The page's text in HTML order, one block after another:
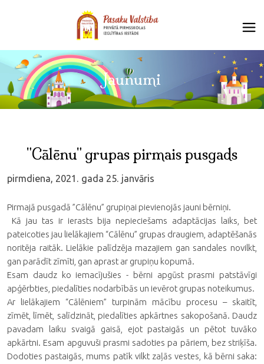
Jaunumi
"Cālēnu" grupas pirmais pusgads
pirmdiena, 2021. gada 25. janvāris
Pirmajā pusgadā ”Cālēnu” grupiņai pievienojās jauni bērniņi.
Kā jau tas ir ierasts bija nepieciešams adaptācijas laiks, bet
pateicoties jau lielākajiem “Cālēnu” grupas draugiem, adaptēšanās
noritēja raitāk. Lielākie palīdzēja mazajiem gan sandales novilkt,
gan parādīt zīmīti, gan aprast ar grupiņu kopumā.
Esam daudz ko iemacījušies - bērni apgūst prasmi patstāvīgi
apģērbties, piedalīties nodarbībās un ievērot grupas noteikumus.
Ar lielākajiem “Cālēniem” turpinām mācību procesu – skaitīt,
zīmēt, līmēt, salīdzināt, piedalīties apkārtnes sakopošanā. Daudz
pavadam laiku svaigā gaisā, ejot pastaigās un pētot tuvāko
apkārtni. Esam apguvuši prasmi sadoties pa pāriem, bez striķīša.
Dodoties pastaigās, mums patīk vilkt zaļās vestes, kā bērni saka: